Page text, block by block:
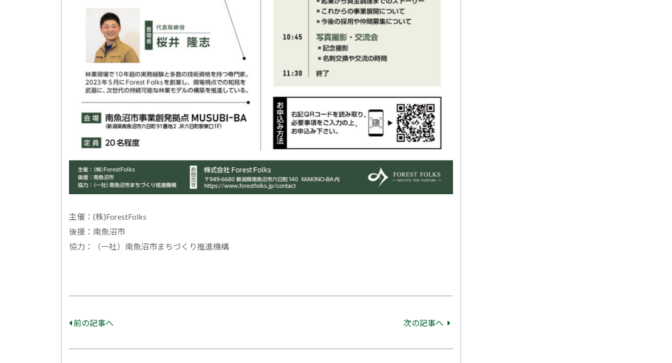
主催：(株)ForestFolks
後援：南魚沼市
協力：（一社）南魚沼市まちづくり推進機構
前の記事へ 次の記事へ